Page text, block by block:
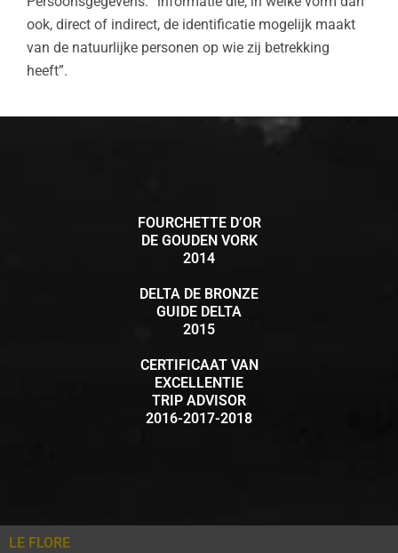
ook, direct of indirect, de identificatie mogelijk maakt
van de natuurlijke personen op wie zij betrekking
heeft”.
FOURCHETTE D’OR
DE GOUDEN VORK
2014
DELTA DE BRONZE
GUIDE DELTA
2015
CERTIFICAAT VAN
EXCELLENTIE
TRIP ADVISOR
2016-2017-2018
LE FLORE